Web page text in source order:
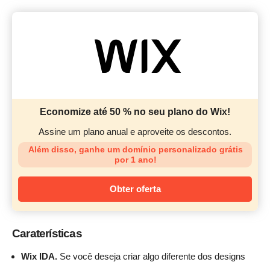
Economize até 50 % no seu plano do Wix!
Assine um plano anual e aproveite os descontos.
Além disso, ganhe um domínio personalizado grátis
por 1 ano!
Obter oferta
Caraterísticas
Wix IDA. Se você deseja criar algo diferente dos designs